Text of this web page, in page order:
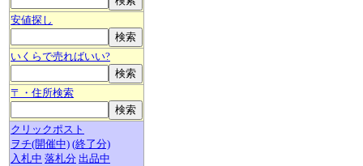
安値探し
いくらで売ればいい?
〒・住所検索
クリックポスト
ヲチ(開催中) (終了分)
入札中 落札分 出品中